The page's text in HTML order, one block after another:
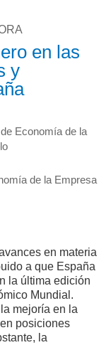
en las
y
Economía de la
de la Empresa
en materia
a que España
la última edición
Mundial.
mejoría en la
posiciones
la